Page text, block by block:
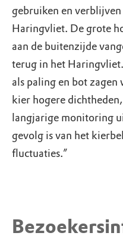
gebruiken en
Haringvliet. De grote
aan de buitenzijde
terug in het
als paling en bot zagen
kier hogere
langjarige monitoring
gevolg is van het
fluctuaties.”